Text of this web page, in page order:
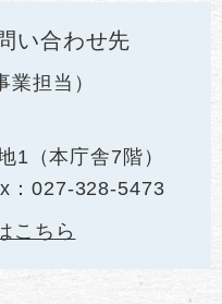
い合わせ先
業担当
1（本庁舎7階）
：027-328-5473
こちら